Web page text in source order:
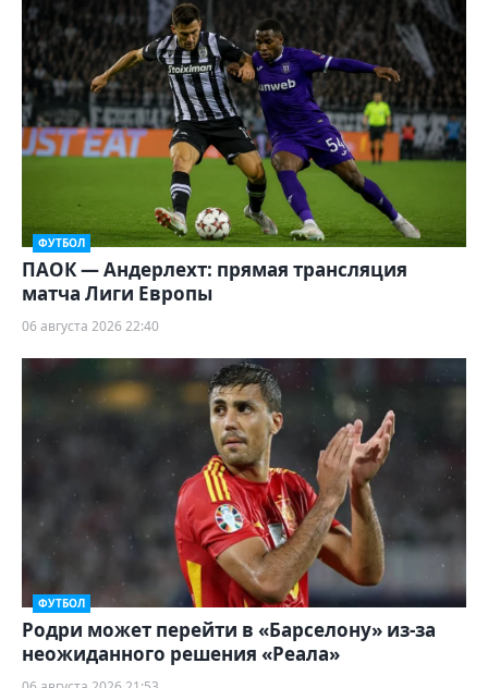
ФУТБОЛ
ПАОК — Андерлехт: прямая трансляция
матча Лиги Европы
06 августа 2026 22:40
ФУТБОЛ
Родри может перейти в «Барселону» из-за
неожиданного решения «Реала»